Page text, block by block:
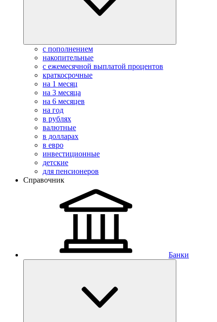
с пополнением
накопительные
с ежемесячной выплатой процентов
краткосрочные
на 1 месяц
на 3 месяца
на 6 месяцев
на год
в рублях
валютные
в долларах
в евро
инвестиционные
детские
для пенсионеров
Справочник
Банки